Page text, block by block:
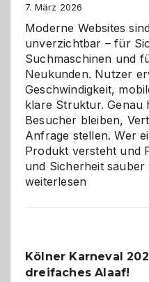
7. März 2026
Moderne Websites
unverzichtbar – für
Suchmaschinen und
Neukunden. Nutzer
Geschwindigkeit,
klare Struktur. Genau
Besucher bleiben,
Anfrage stellen. Wer
Produkt versteht und
und Sicherheit
weiterlesen
Kölner Karneval
dreifaches Alaaf!